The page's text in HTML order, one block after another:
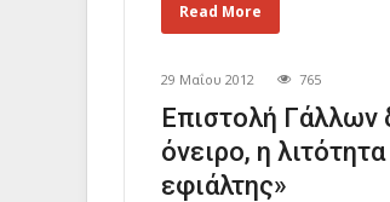
Read More
29 Μαΐου 2012 765
Επιστολή Γάλλων
όνειρο, η
εφιάλτης»